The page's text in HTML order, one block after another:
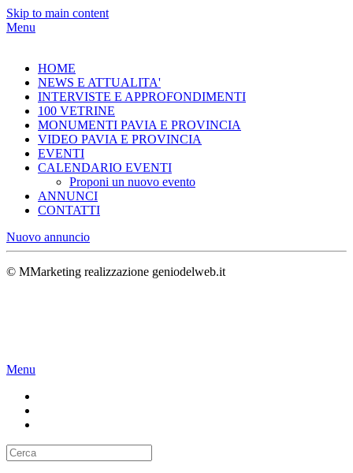
Skip to main content
Menu
HOME
NEWS E ATTUALITA'
INTERVISTE E APPROFONDIMENTI
100 VETRINE
MONUMENTI PAVIA E PROVINCIA
VIDEO PAVIA E PROVINCIA
EVENTI
CALENDARIO EVENTI
Proponi un nuovo evento
ANNUNCI
CONTATTI
Nuovo annuncio
© MMarketing realizzazione geniodelweb.it
Menu